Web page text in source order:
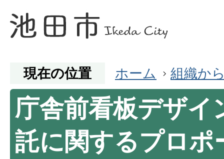
現在の位置 ホーム 組織か
庁舎前看板デザイ
託に関するプロポ